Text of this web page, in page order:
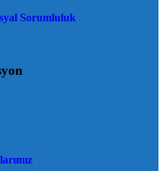
Sorumluluk